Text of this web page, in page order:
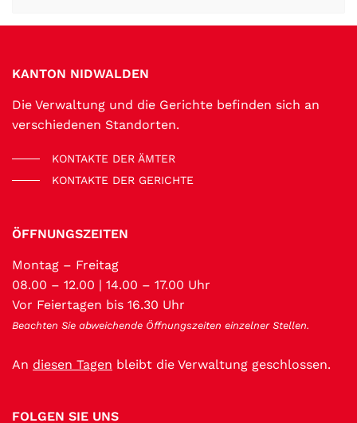
KANTON NIDWALDEN
Die Verwaltung und die Gerichte befinden sich an
verschiedenen Standorten.
KONTAKTE DER ÄMTER
KONTAKTE DER GERICHTE
ÖFFNUNGSZEITEN
Montag – Freitag
08.00 – 12.00 | 14.00 – 17.00 Uhr
Vor Feiertagen bis 16.30 Uhr
Beachten Sie abweichende Öffnungszeiten einzelner Stellen.
An diesen Tagen bleibt die Verwaltung geschlossen.
FOLGEN SIE UNS